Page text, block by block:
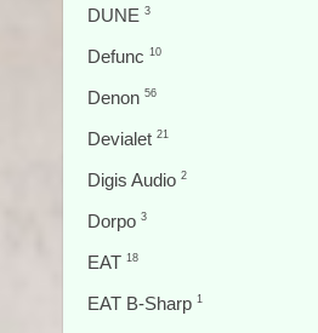
DUNE 3
Defunc 10
Denon 56
Devialet 21
Digis Audio 2
Dorpo 3
EAT 18
EAT B-Sharp 1